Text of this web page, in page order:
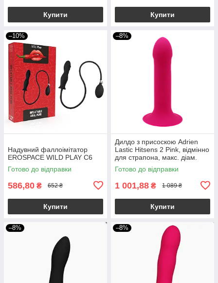
Купити Купити
–10%
Надувний фаллоімітатор
EROSPACE WILD PLAY C6
Готово до відправки
586,80 ₴ 652 ₴
Купити
–8%
Дилдо з присоскою Adrien
Lastic Hitsens 2 Pink, відмінно
для страпона, макс. діам.
4см, довж. 16,7см
Готово до відправки
1 001,88 ₴ 1 089 ₴
Купити
–8% –8%